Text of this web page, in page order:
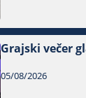
Grajski večer
05/08/2026